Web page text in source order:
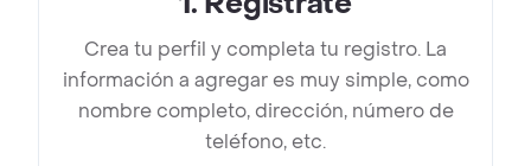
Crea tu perfil y completa tu registro. La
información a agregar es muy simple, como
nombre completo, dirección, número de
teléfono, etc.